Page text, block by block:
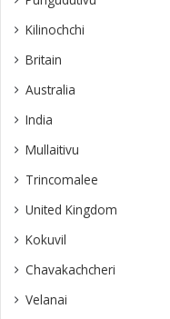
Kilinochchi
Britain
Australia
India
Mullaitivu
Trincomalee
United Kingdom
Kokuvil
Chavakachcheri
Velanai